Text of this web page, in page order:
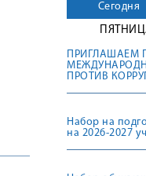
Сегодня
ПРИГЛАШАЕМ
ПРОТИВ
Набор на
на 2026-2027